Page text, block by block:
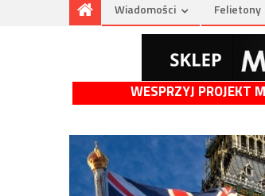
Wiadomości Felietony
WESPRZYJ PROJEKT